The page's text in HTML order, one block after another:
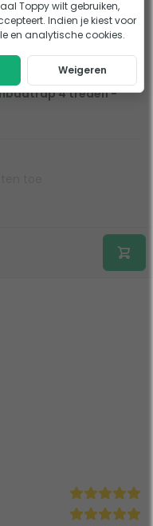
4 treden -
Toppy wilt gebruiken,
Indien je kiest voor
en analytische cookies.
Weigeren